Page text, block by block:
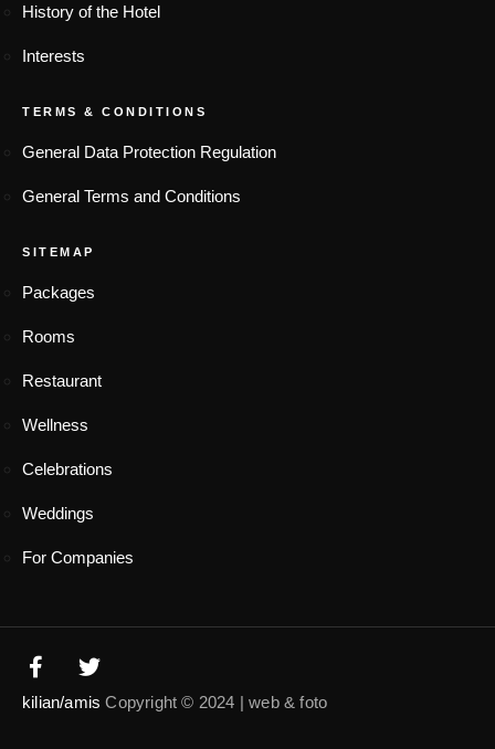
History of the Hotel
Interests
TERMS & CONDITIONS
General Data Protection Regulation
General Terms and Conditions
SITEMAP
Packages
Rooms
Restaurant
Wellness
Celebrations
Weddings
For Companies
kilian/amis Copyright © 2024 | web & foto